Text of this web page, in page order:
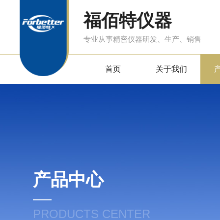
福佰特仪器
专业从事精密仪器研发、生产、销售
首页 关于我们
产品中心
PRODUCTS CENTER